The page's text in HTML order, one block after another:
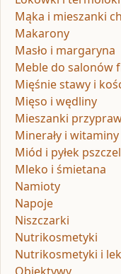
Mąka i mieszanki
Makarony
Masło i margaryna
Meble do salonów
Mięśnie stawy i
Mięso i wędliny
Mieszanki
Minerały i witaminy
Miód i pyłek
Mleko i śmietana
Namioty
Napoje
Niszczarki
Nutrikosmetyki
Nutrikosmetyki i